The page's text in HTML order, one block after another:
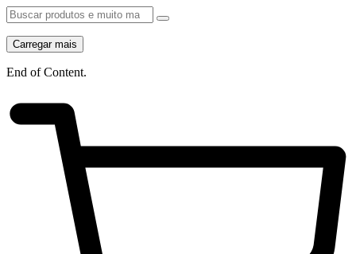
Carregar mais
End of Content.